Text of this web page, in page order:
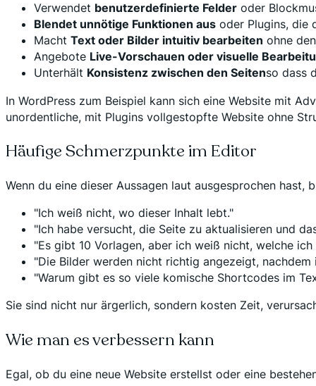
Verwendet benutzerdefinierte Felder oder
Blendet unnötige Funktionen aus oder Plugins, die
Macht Text oder Bilder intuitiv bearbeiten ohne
Angebote Live-Vorschauen oder visuelle
Unterhält Konsistenz zwischen den Seitenso dass
In WordPress zum Beispiel kann sich eine Website mit
unordentliche, mit Plugins vollgestopfte Website ohne
Häufige Schmerzpunkte im Editor
Wenn du eine dieser Aussagen laut ausgesprochen hast,
"Ich weiß nicht, wo dieser Inhalt lebt."
"Ich habe versucht, die Seite zu aktualisieren und
"Es gibt 10 Vorlagen, aber ich weiß nicht, welche
"Die Bilder werden nicht richtig angezeigt, nachdem
"Warum gibt es so viele komische Shortcodes im
Sie sind nicht nur ärgerlich, sondern kosten Zeit,
Wie man es verbessern kann
Egal, ob du eine neue Website erstellst oder eine